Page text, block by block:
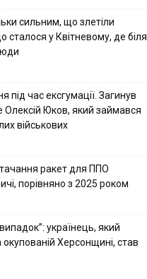
сильним, що злетіли
сталося у Квітневому, де біля
під час ексгумації. Загинув
Олексій Юков, який займався
військових
ракет для ППО
порівняно з 2025 роком
українець, який
Херсонщині, став